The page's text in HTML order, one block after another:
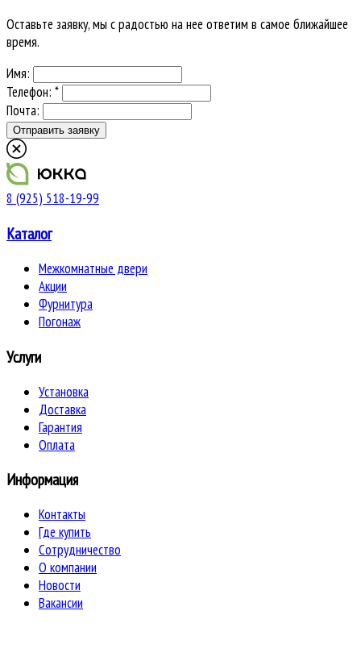
Оставьте заявку, мы с радостью на нее ответим в самое ближайшее
время.
Имя:
Телефон: *
Почта:
8 (925) 518-19-99
Каталог
Межкомнатные двери
Акции
Фурнитура
Погонаж
Услуги
Установка
Доставка
Гарантия
Оплата
Информация
Контакты
Где купить
Сотрудничество
О компании
Новости
Вакансии